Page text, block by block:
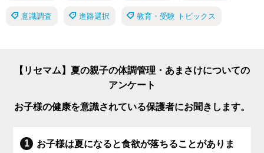
意識調査 進路選択 教育・受験 トピックス
【リセマム】夏の親子の体調管理・あまさけについての
アンケート
お子様の健康を意識されている保護者にお聞きします。
お子様は夏になると食欲が落ちることがありま